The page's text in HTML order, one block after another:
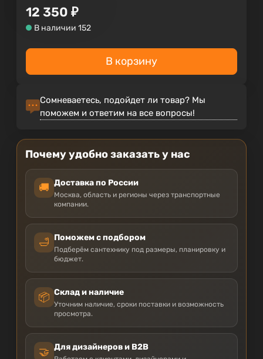
12 350 ₽
В наличии 152
В корзину
Сомневаетесь, подойдет ли товар? Мы
поможем и ответим на все вопросы!
Почему удобно заказать у нас
🚚 Доставка по России
Москва, область и регионы через транспортные
компании.
🛁 Поможем с подбором
Подберём сантехнику под размеры, планировку и
бюджет.
📦 Склад и наличие
Уточним наличие, сроки поставки и возможность
просмотра.
🤝 Для дизайнеров и B2B